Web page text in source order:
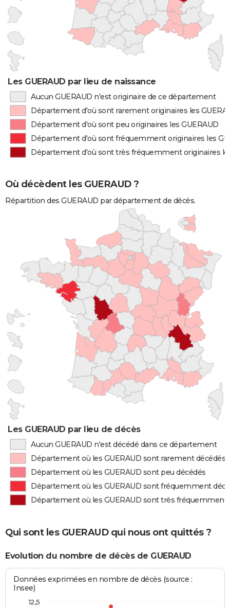
Les GUERAUD par lieu de naissance
Aucun GUERAUD n'est originaire de ce département
Département d'où sont rarement originaires les
Département d'où sont peu originaires les GUERAUD
Département d'où sont fréquemment originaires les
Département d'où sont très fréquemment originaires
Où décèdent les GUERAUD ?
Répartition des GUERAUD par département de décès.
Les GUERAUD par lieu de décès
Aucun GUERAUD n'est décédé dans ce département
Département où les GUERAUD sont rarement décédés
Département où les GUERAUD sont peu décédés
Département où les GUERAUD sont fréquemment
Département où les GUERAUD sont très fréquemment
Qui sont les GUERAUD qui nous ont quittés ?
Evolution du nombre de décès de GUERAUD
Données exprimées en nombre de décès (source :
Insee)
12,5